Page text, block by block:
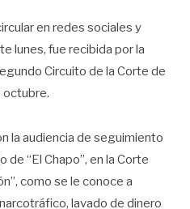
en redes sociales y
lunes, fue recibida por la
Circuito de la Corte de
octubre.
la audiencia de seguimiento
de “El Chapo”, en la Corte
como se le conoce a
lavado de dinero